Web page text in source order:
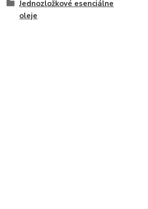
Jednozložkové esenciálne
oleje